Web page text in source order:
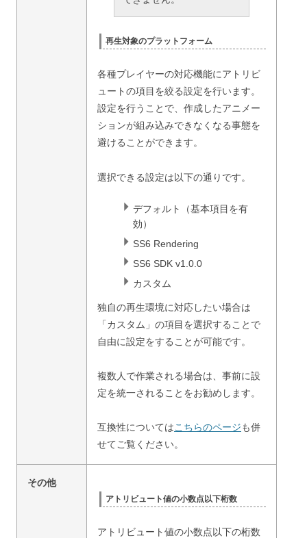
再生対象のプラットフォーム
各種プレイヤーの対応機能にアトリビ
ュートの項目を絞る設定を行います。
設定を行うことで、作成したアニメー
ションが組み込みできなくなる事態を
避けることができます。
選択できる設定は以下の通りです。
デフォルト（基本項目を有
効）
SS6 Rendering
SS6 SDK v1.0.0
カスタム
独自の再生環境に対応したい場合は
「カスタム」の項目を選択することで
自由に設定をすることが可能です。
複数人で作業される場合は、事前に設
定を統一されることをお勧めします。
互換性についてはこちらのページも併
せてご覧ください。
その他
アトリビュート値の小数点以下桁数
アトリビュート値の小数点以下の桁数